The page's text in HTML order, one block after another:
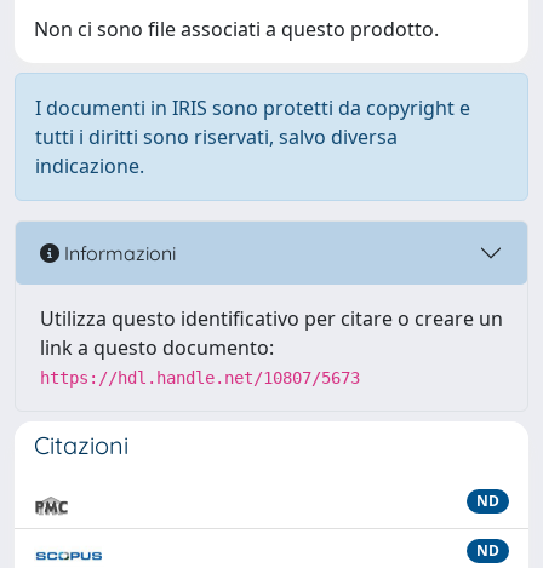
Non ci sono file associati a questo prodotto.
I documenti in IRIS sono protetti da copyright e
tutti i diritti sono riservati, salvo diversa
indicazione.
Informazioni
Utilizza questo identificativo per citare o creare un
link a questo documento:
https://hdl.handle.net/10807/5673
Citazioni
ND
ND